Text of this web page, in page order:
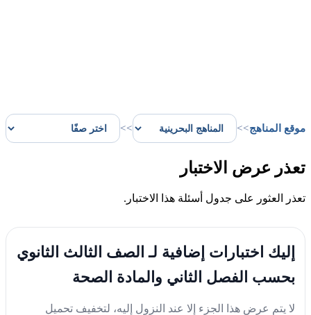
موقع المناهج>>
>>
تعذر عرض الاختبار
تعذر العثور على جدول أسئلة هذا الاختبار.
إليك اختبارات إضافية لـ الصف الثالث الثانوي
بحسب الفصل الثاني والمادة الصحة
لا يتم عرض هذا الجزء إلا عند النزول إليه، لتخفيف تحميل